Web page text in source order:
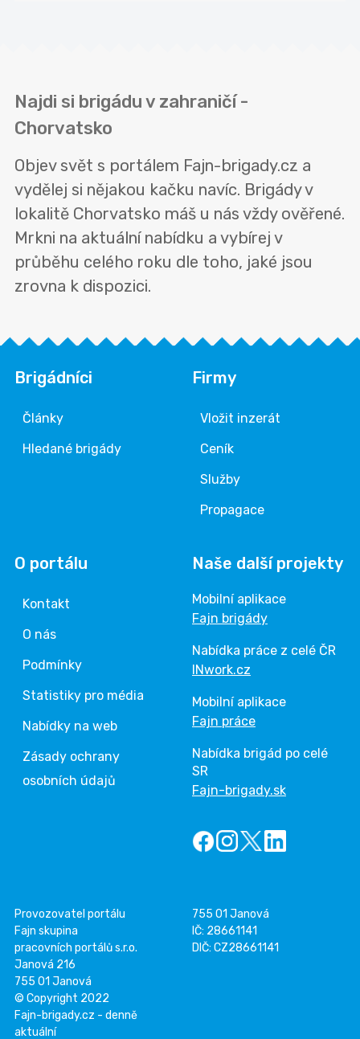
Najdi si brigádu v zahraničí -
Chorvatsko
Objev svět s portálem Fajn-brigady.cz a
vydělej si nějakou kačku navíc. Brigády v
lokalitě Chorvatsko máš u nás vždy ověřené.
Mrkni na aktuální nabídku a vybírej v
průběhu celého roku dle toho, jaké jsou
zrovna k dispozici.
Brigádníci
Články
Hledané brigády
Firmy
Vložit inzerát
Ceník
Služby
Propagace
O portálu
Kontakt
O nás
Podmínky
Statistiky pro média
Nabídky na web
Zásady ochrany
osobních údajů
Naše další projekty
Mobilní aplikace
Fajn brigády
Nabídka práce z celé ČR
INwork.cz
Mobilní aplikace
Fajn práce
Nabídka brigád po celé
SR
Fajn-brigady.sk
Provozovatel portálu
Fajn skupina
pracovních portálů s.r.o.
Janová 216
755 01 Janová
755 01 Janová
IČ: 28661141
DIČ: CZ28661141
© Copyright 2022
Fajn-brigady.cz - denně
aktuální